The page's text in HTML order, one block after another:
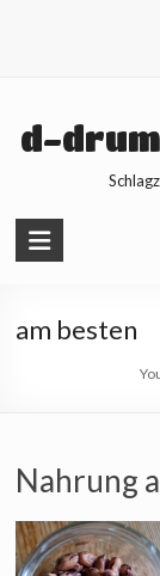
d-
am besten
Nahrung